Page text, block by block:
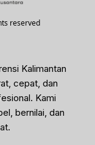
reserved
Kalimantan
cepat, dan
Kami
bernilai, dan